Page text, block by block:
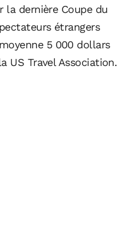
la dernière Coupe du
étrangers
5 000 dollars
US Travel Association.